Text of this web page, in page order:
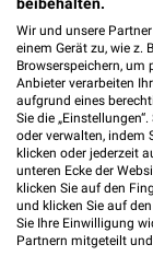
Wir und unsere
einem Gerät zu, wie z.
Browserspeichern, um
Anbieter verarbeiten
aufgrund eines
Sie die
oder verwalten, indem
klicken oder jederzeit
unteren Ecke der
klicken Sie auf den
und klicken Sie auf
Sie Ihre Einwilligung
Partnern mitgeteilt